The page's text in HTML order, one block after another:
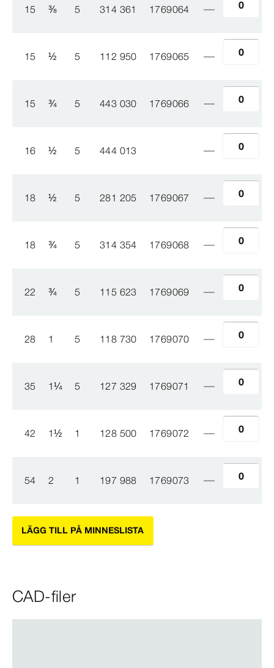
15 ⅜ 5 314 361 1769064
15 ½ 5 112 950 1769065
15 ¾ 5 443 030 1769066
16 ½ 5 444 013
18 ½ 5 281 205 1769067
18 ¾ 5 314 354 1769068
22 ¾ 5 115 623 1769069
28 1 5 118 730 1769070
35 1¼ 5 127 329 1769071
42 1½ 1 128 500 1769072
54 2 1 197 988 1769073
LÄGG TILL PÅ MINNESLISTA
CAD-filer